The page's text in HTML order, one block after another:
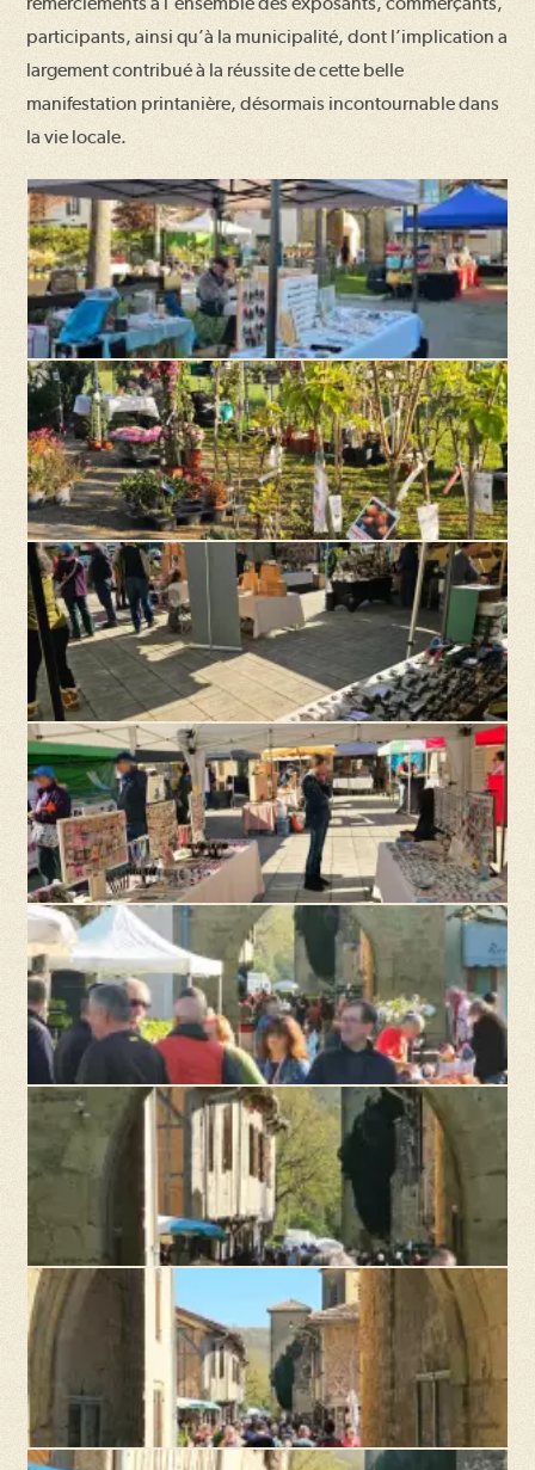
participants, ainsi qu’à la municipalité, dont l’implication a
largement contribué à la réussite de cette belle
manifestation printanière, désormais incontournable dans
la vie locale.